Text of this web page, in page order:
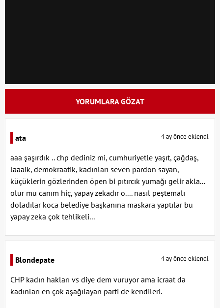
YORUMLARA GÖZAT
ata 4 ay önce eklendi.
aaa şaşırdık .. chp dediniz mi, cumhuriyetle yaşıt, çağdaş,
laaaik, demokraatik, kadınları seven pardon sayan,
küçüklerin gözlerinden öpen bi pıtırcık yumağı gelir akla...
olur mu canım hiç, yapay zekadır o.... nasıl peştemalı
doladılar koca belediye başkanına maskara yaptılar bu
yapay zeka çok tehlikeli...
Blondepate 4 ay önce eklendi.
CHP kadın hakları vs diye dem vuruyor ama icraat da
kadınları en çok aşağılayan parti de kendileri.